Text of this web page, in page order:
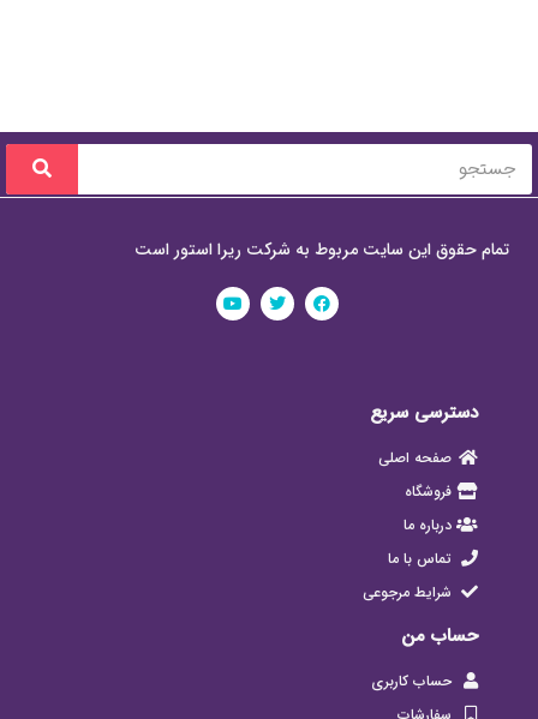
تمام حقوق این سایت مربوط به شرکت ریرا استور است
دسترسی سریع
صفحه اصلی
فروشگاه
درباره ما
تماس با ما
شرایط مرجوعی
حساب من
حساب کاربری
سفارشات